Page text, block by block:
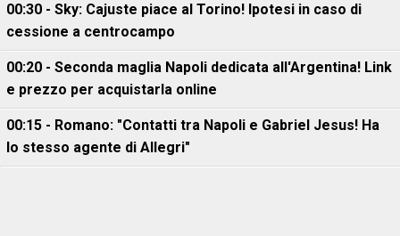
00:30 - Sky: Cajuste piace al Torino! Ipotesi in caso di
cessione a centrocampo
00:20 - Seconda maglia Napoli dedicata all'Argentina! Link
e prezzo per acquistarla online
00:15 - Romano: "Contatti tra Napoli e Gabriel Jesus! Ha
lo stesso agente di Allegri"